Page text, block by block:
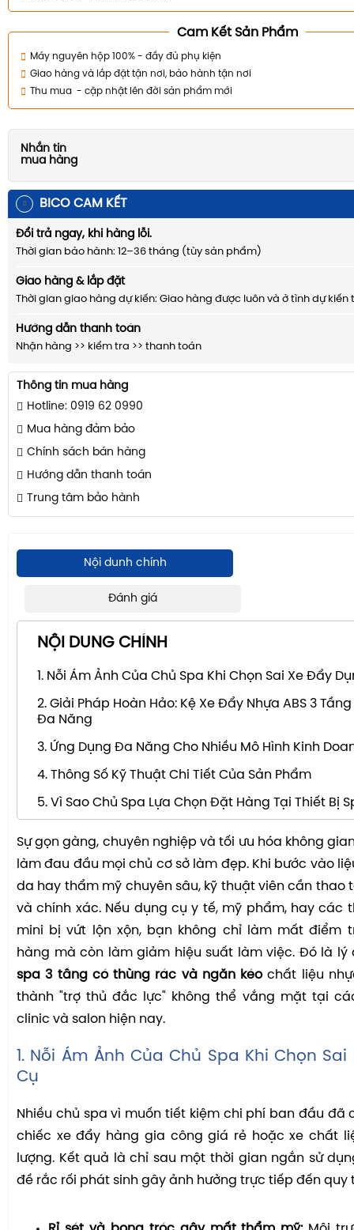
Cam Kết Sản Phẩm
Máy nguyên hộp 100% - đầy đủ phụ kiện
Giao hàng và lắp đặt tận nơi, bảo hành tận nơi
Thu mua - cập nhật lên đời sản phẩm mới
Nhắn tin
mua hàng
BICO CAM KẾT
Đổi trả ngay, khi hàng lỗi.
Thời gian bảo hành: 12–36 tháng (tùy sản phẩm)
Giao hàng & lắp đặt
Thời gian giao hàng dự kiến: Giao hàng được luôn và ở tình dự kiến
Hướng dẫn thanh toán
Nhận hàng >> kiểm tra >> thanh toán
Thông tin mua hàng
Hotline: 0919 62 0990
Mua hàng đảm bảo
Chính sách bán hàng
Hướng dẫn thanh toán
Trung tâm bảo hành
Nội dunh chính
Đánh giá
NỘI DUNG CHÍNH
1. Nỗi Ám Ảnh Của Chủ Spa Khi Chọn Sai Xe Đẩy
2. Giải Pháp Hoàn Hảo: Kệ Xe Đẩy Nhựa ABS 3
Đa Năng
3. Ứng Dụng Đa Năng Cho Nhiều Mô Hình Kinh
4. Thông Số Kỹ Thuật Chi Tiết Của Sản Phẩm
5. Vì Sao Chủ Spa Lựa Chọn Đặt Hàng Tại Thiết Bị
Sự gọn gàng, chuyên nghiệp và tối ưu hóa không
làm đau đầu mọi chủ cơ sở làm đẹp. Khi bước vào
da hay thẩm mỹ chuyên sâu, kỹ thuật viên cần thao
và chính xác. Nếu dụng cụ y tế, mỹ phẩm, hay các
mini bị vứt lộn xộn, bạn không chỉ làm mất điểm
hàng mà còn làm giảm hiệu suất làm việc. Đó là lý
spa 3 tầng có thùng rác và ngăn kéochất liệu
thành "trợ thủ đắc lực" không thể vắng mặt tại
clinic và salon hiện nay.
1. Nỗi Ám Ảnh Của Chủ Spa Khi Chọn
Cụ
Nhiều chủ spa vì muốn tiết kiệm chi phí ban đầu đã
chiếc xe đẩy hàng gia công giá rẻ hoặc xe chất
lượng. Kết quả là chỉ sau một thời gian ngắn sử
đề rắc rối phát sinh gây ảnh hưởng trực tiếp đến quy